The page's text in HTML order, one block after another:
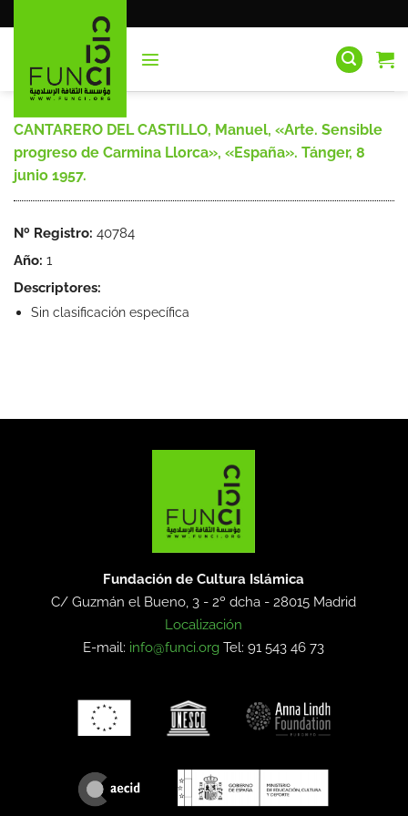
al
CANTARERO DEL CASTILLO, Manuel, «Arte. Sensible
progreso de Carmina Llorca», «España». Tánger, 8
junio 1957.
Nº Registro: 40784
Año: 1
Descriptores:
Sin clasificación específica
Fundación de Cultura Islámica
C/ Guzmán el Bueno, 3 - 2º dcha -28015 Madrid
Localización
E-mail: info@funci.org Tel: 91 543 46 73